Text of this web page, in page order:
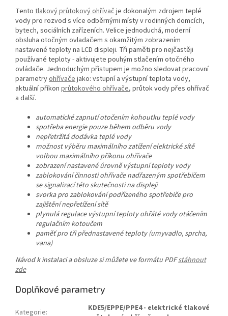
Tento tlakový průtokový ohřívačje dokonalým zdrojem teplé
vody pro rozvod s více odběrnými místy v rodinných domcích,
bytech, sociálních zařízeních. Velice jednoduchá, moderní
obsluha otočným ovladačem s okamžitým zobrazením
nastavené teploty na LCD displeji. Tři paměti pro nejčastěji
používané teploty - aktivujete pouhým stlačením otočného
ovládače. Jednoduchým přístupem je možno sledovat pracovní
parametryohřívačejako: vstupní a výstupní teplota vody,
aktuální příkon průtokového ohřívače, průtok vody přes ohřívač
a další.
automatické zapnutí otočením kohoutku teplé vody
spotřeba energie pouze během odběru vody
nepřetržitá dodávka teplé vody
možnost výběru maximálního zatížení elektrické sítě
volbou maximálního příkonu ohřívače
zobrazení nastavené úrovně výstupní teploty vody
zablokování činnosti ohřívače nadřazeným spotřebičem
se signalizací této skutečnosti na displeji
svorka pro zablokování podřízeného spotřebiče pro
zajištění nepřetížení sítě
plynulá regulace výstupní teploty ohřáté vody otáčením
regulačním kotoučem
paměť pro tři přednastavené teploty (umyvadlo, sprcha,
vana)
Návod k instalaci a obsluze si můžete ve formátu PDFstáhnout
zde
Doplňkové parametry
Kategorie:
KDE5/EPPE/PPE4 - elektrické tlakové